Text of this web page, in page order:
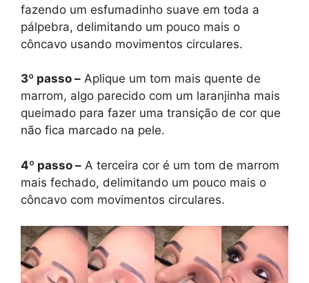
fazendo um esfumadinho suave em toda a
pálpebra, delimitando um pouco mais o
côncavo usando movimentos circulares.
3º passo – Aplique um tom mais quente de
marrom, algo parecido com um laranjinha mais
queimado para fazer uma transição de cor que
não fica marcado na pele.
4º passo – A terceira cor é um tom de marrom
mais fechado, delimitando um pouco mais o
côncavo com movimentos circulares.